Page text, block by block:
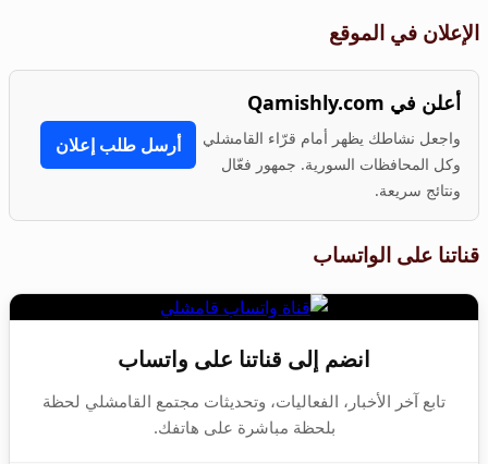
الإعلان في الموقع
أعلن في Qamishly.com
واجعل نشاطك يظهر أمام قرّاء القامشلي
وكل المحافظات السورية. جمهور فعّال
ونتائج سريعة.
أرسل طلب إعلان
قناتنا على الواتساب
انضم إلى قناتنا على واتساب
تابع آخر الأخبار، الفعاليات، وتحديثات مجتمع القامشلي لحظة
بلحظة مباشرة على هاتفك.